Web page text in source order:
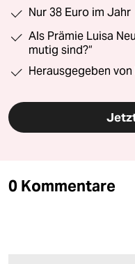
Nur 38 Euro im Jahr
Als Prämie Luisa
mutig sind?“
Herausgegeben von
0 Kommentare